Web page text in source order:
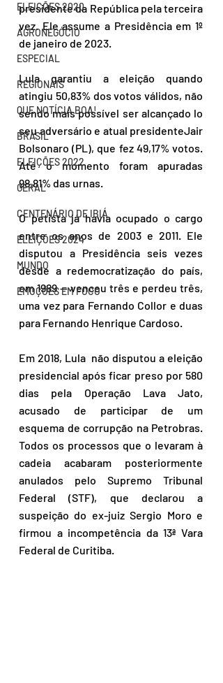
ELEIÇÕES 2020
AGRONEGÓCIO
ESPECIAL
REGIONAIS
QUE NOTÍCIA BOA!
BRASIL
ELEIÇÕES 2022
GERAL
CENTENÁRIO DE IBIÁ
ELEIÇÕES 2024
MUNDO
EMOÇÕES EM FOCO
presidente da República pela terceira
vez. Ele assume a Presidência em 1º
de janeiro de 2023.
Lula garantiu a eleição quando
atingiu 50,83% dos votos válidos, não
sendo mais possível ser alcançado lo
seu adversário e atual presidenteJair
Bolsonaro (PL), que fez 49,17% votos.
Até o momento foram apuradas
98,81% das urnas.
O petista já havia ocupado o cargo
entre os anos de 2003 e 2011. Ele
disputou a Presidência seis vezes
desde a redemocratização do país,
em 1989 — venceu três e perdeu três,
uma vez para Fernando Collor e duas
para Fernando Henrique Cardoso.
Em 2018, Lula  não disputou a eleição
presidencial após ficar preso por 580
dias pela Operação Lava Jato,
acusado de participar de um
esquema de corrupção na Petrobras.
Todos os processos que o levaram à
cadeia acabaram posteriormente
anulados pelo Supremo Tribunal
Federal (STF), que declarou a
suspeição do ex-juiz Sergio Moro e
firmou a incompetência da 13ª Vara
Federal de Curitiba.